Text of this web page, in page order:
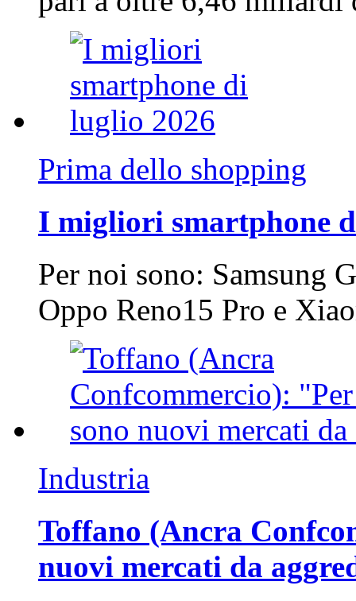
Prima dello shopping
I migliori smartphone
Per noi sono: Samsung
Oppo Reno15 Pro e
Industria
Toffano (Ancra
nuovi mercati da